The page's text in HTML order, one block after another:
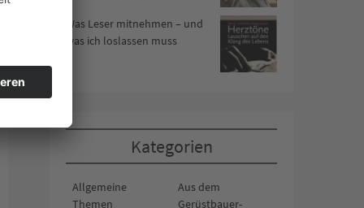
Was Leser mitnehmen – und
was ich loslassen muss
Kategorien
Allgemeine
Themen
Aus dem
Gerüstbauer-